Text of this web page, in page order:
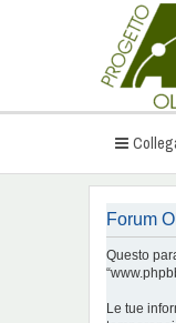
Forum
Questo
Le tue